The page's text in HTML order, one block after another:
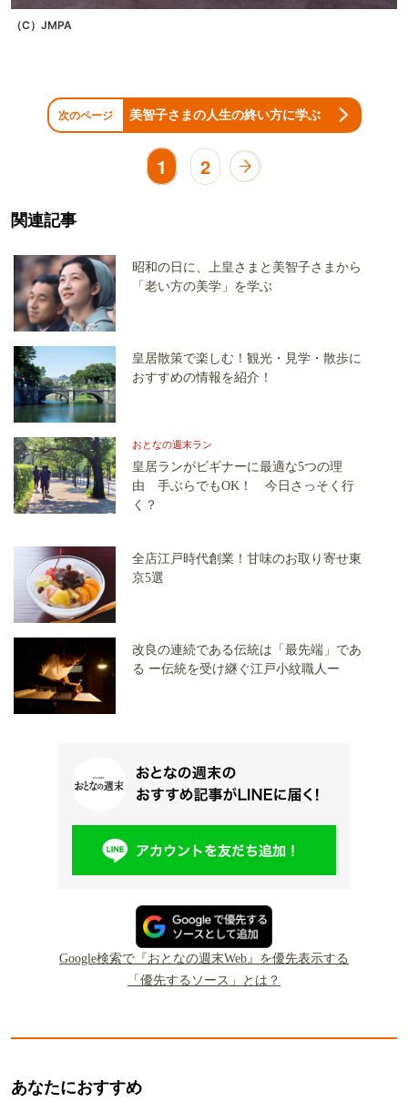
（C）JMPA
次のページ 美智子さまの人生の終い方に学ぶ
1 2
関連記事
昭和の日に、上皇さまと美智子さまから
「老い方の美学」を学ぶ
皇居散策で楽しむ！観光・見学・散歩に
おすすめの情報を紹介！
おとなの週末ラン
皇居ランがビギナーに最適な5つの理
由 手ぶらでもOK！ 今日さっそく行
く？
全店江戸時代創業！甘味のお取り寄せ東
京5選
改良の連続である伝統は「最先端」であ
る ー伝統を受け継ぐ江戸小紋職人ー
Google検索で『おとなの週末Web』を優先表示する
「優先するソース」とは？
あなたにおすすめ